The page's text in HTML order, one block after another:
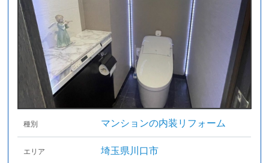
種別 マンションの内装リフォーム
エリア 埼玉県川口市